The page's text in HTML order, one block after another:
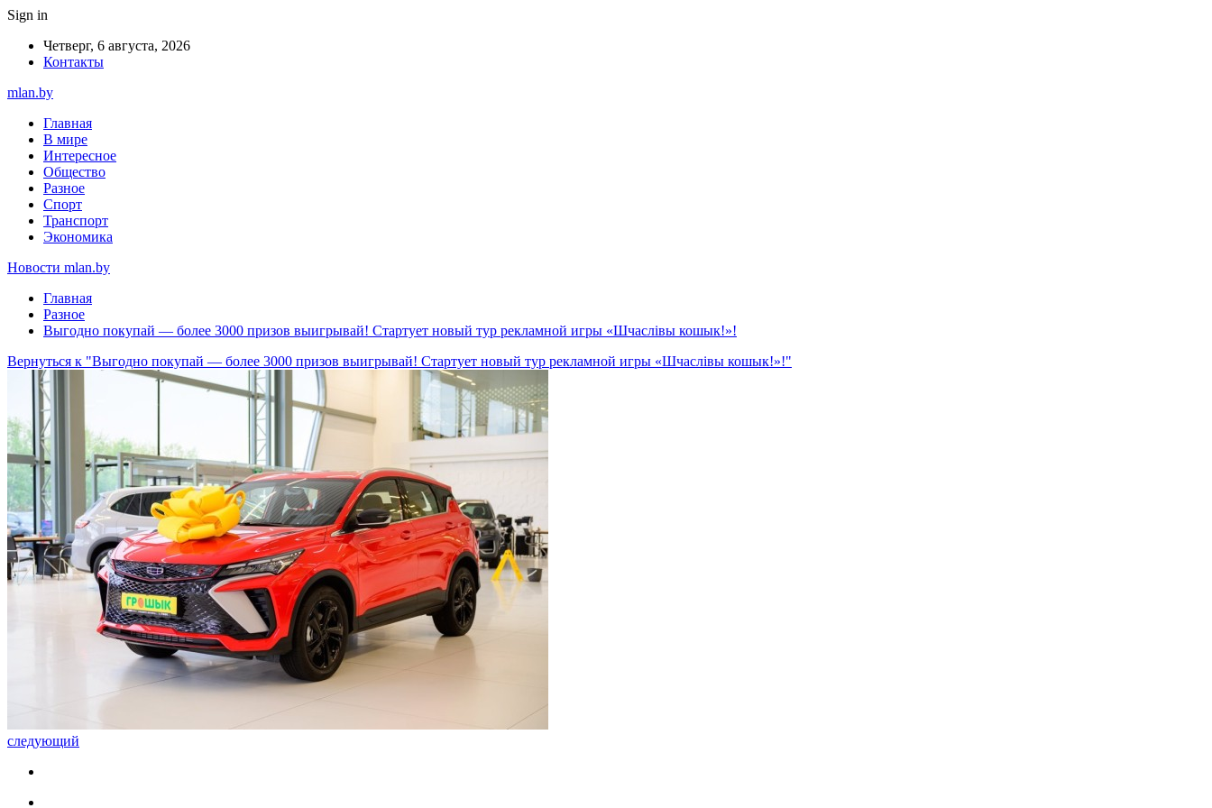
Sign in
Четверг, 6 августа, 2026
Контакты
mlan.by
Главная
В мире
Интересное
Общество
Разное
Спорт
Транспорт
Экономика
Новости mlan.by
Главная
Разное
Выгодно покупай — более 3000 призов выигрывай! Стартует новый тур рекламной игры «Шчаслівы кошык!»!
Вернуться к "Выгодно покупай — более 3000 призов выигрывай! Стартует новый тур рекламной игры «Шчаслівы кошык!»!"
следующий